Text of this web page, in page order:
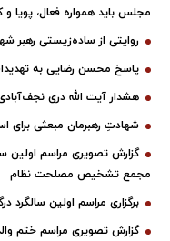
مجلس باید همواره فعال، پویا
روایتی از ساده‌زیستی رهبر
پاسخ محسن رضایی به
هشدار آیت الله دری
شهادتِ رهبرمان مبعثی برای
گزارش تصویری مراسم اولین
مجمع تشخیص مصلحت نظام
برگزاری مراسم اولین سالگرد
گزارش تصویری مراسم ختم والده